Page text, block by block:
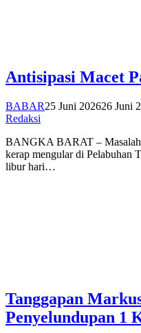
Antisipasi Macet
BABAR25 Juni 202626 Juni
Redaksi
BANGKA BARAT – Masalah
kerap mengular di Pelabuhan
libur hari…
Tanggapan
Penyelundupan 1